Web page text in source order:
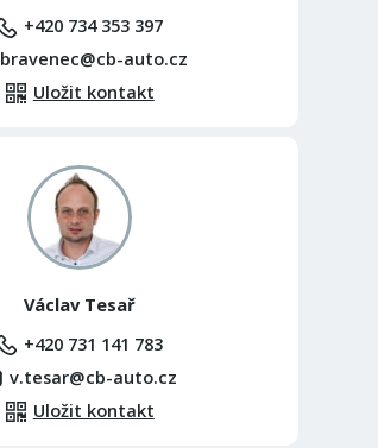
+420 734 353 397
bravenec@cb-auto.cz
Uložit kontakt
Václav Tesař
+420 731 141 783
v.tesar@cb-auto.cz
Uložit kontakt